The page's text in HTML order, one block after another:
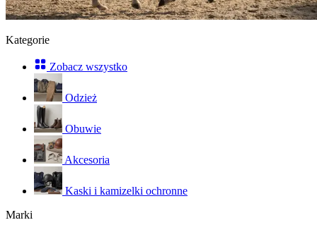
Kategorie
Zobacz wszystko
Odzież
Obuwie
Akcesoria
Kaski i kamizelki ochronne
Marki